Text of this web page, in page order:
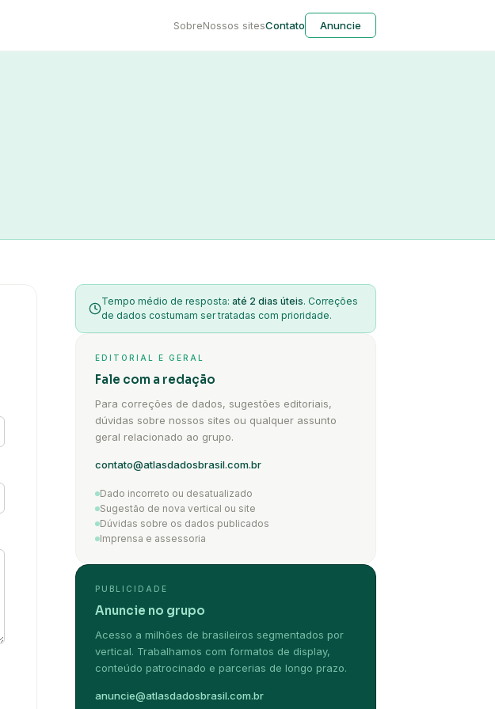
SobreNossos sitesContato Anuncie
Tempo médio de resposta: até 2 dias úteis. Correções
de dados costumam ser tratadas com prioridade.
EDITORIAL E GERAL
Fale com a redação
Para correções de dados, sugestões editoriais,
dúvidas sobre nossos sites ou qualquer assunto
geral relacionado ao grupo.
contato@atlasdadosbrasil.com.br
Dado incorreto ou desatualizado
Sugestão de nova vertical ou site
Dúvidas sobre os dados publicados
Imprensa e assessoria
PUBLICIDADE
Anuncie no grupo
Acesso a milhões de brasileiros segmentados por
vertical. Trabalhamos com formatos de display,
conteúdo patrocinado e parcerias de longo prazo.
anuncie@atlasdadosbrasil.com.br